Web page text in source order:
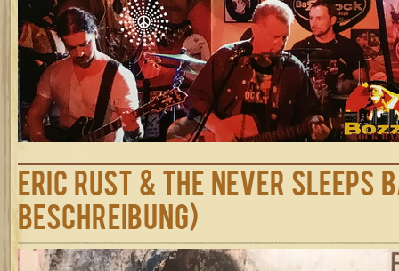
Eric Rust & The Never Sleeps
Beschreibung)